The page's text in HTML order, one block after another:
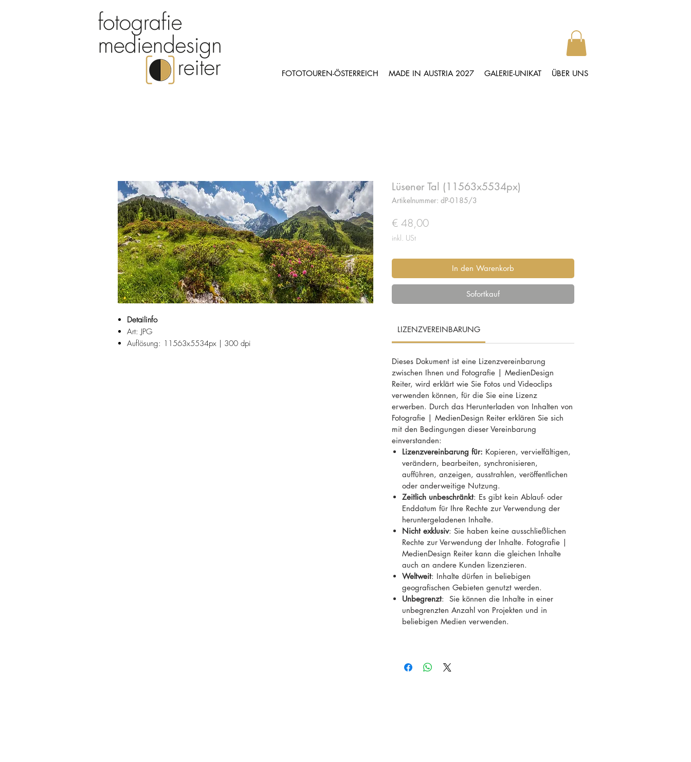
FOTOTOUREN-ÖSTERREICH MADE IN AUSTRIA 2027 GALERIE-UNIKAT ÜBER UNS
Detailinfo
Art: JPG
Auflösung: 11563x5534px | 300 dpi
Lüsener Tal (11563x5534px)
Artikelnummer: dP-0185/3
€ 48,00Preis
inkl. USt
In den Warenkorb
Sofortkauf
LIZENZVEREINBARUNG
Dieses Dokument ist eine Lizenzvereinbarung
zwischen Ihnen und Fotografie | MedienDesign
Reiter, wird erklärt wie Sie Fotos und Videoclips
verwenden können, für die Sie eine Lizenz
erwerben. Durch das Herunterladen von Inhalten von
Fotografie | MedienDesign Reiter erklären Sie sich
mit den Bedingungen dieser Vereinbarung
einverstanden:
Lizenzvereinbarung für: Kopieren, vervielfältigen,
verändern, bearbeiten, synchronisieren,
aufführen, anzeigen, ausstrahlen, veröffentlichen
oder anderweitige Nutzung.
Zeitlich unbeschränkt: Es gibt kein Ablauf- oder
Enddatum für Ihre Rechte zur Verwendung der
heruntergeladenen Inhalte.
Nicht exklusiv: Sie haben keine ausschließlichen
Rechte zur Verwendung der Inhalte. Fotografie |
MedienDesign Reiter kann die gleichen Inhalte
auch an andere Kunden lizenzieren.
Weltweit: Inhalte dürfen in beliebigen
geografischen Gebieten genutzt werden.
Unbegrenzt: Sie können die Inhalte in einer
unbegrenzten Anzahl von Projekten und in
beliebigen Medien verwenden.